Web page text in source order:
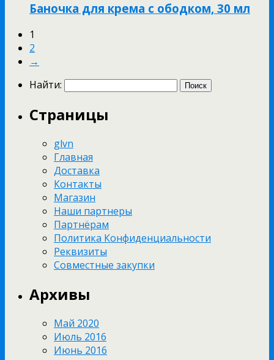
Баночка для крема с ободком, 30 мл
1
2
→
Найти:
Страницы
glvn
Главная
Доставка
Контакты
Магазин
Наши партнеры
Партнёрам
Политика Конфиденциальности
Реквизиты
Совместные закупки
Архивы
Май 2020
Июль 2016
Июнь 2016